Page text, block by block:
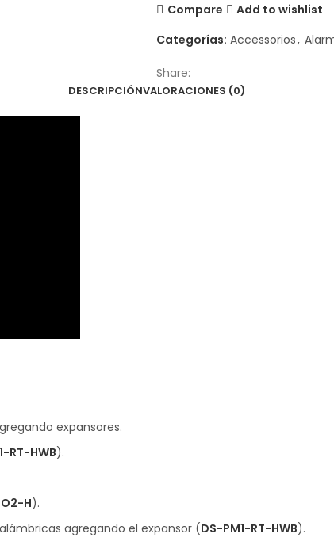
Compare
Add to wishlist
Categorías: Accessorios,
Share:
DESCRIPCIÓNVALORACIONES (0)
expansores.
RT-HWB).
H).
agregando el expansor (DS-PM1-RT-HWB).